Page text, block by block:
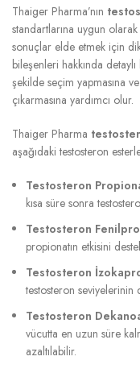
Thaiger Pharma’nın
standartlarına uygun
sonuçlar elde etmek için
bileşenleri hakkında
şekilde seçim yapmasına
çıkarmasına yardımcı olur.
Thaiger Pharma
aşağıdaki testosteron
Testosteron
kısa süre sonra
Testosteron
propionatın etkisini
Testosteron
testosteron seviyelerinin
Testosteron
vücutta en uzun süre
azaltılabilir.